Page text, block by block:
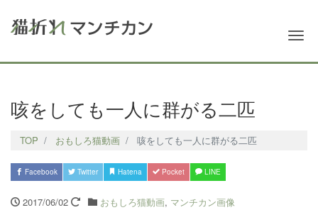
咳をしても一人に群がる二匹
TOP おもしろ猫動画 咳をしても一人に群がる二匹
Facebook Twitter Hatena Pocket LINE
2017/06/02 おもしろ猫動画, マンチカン画像